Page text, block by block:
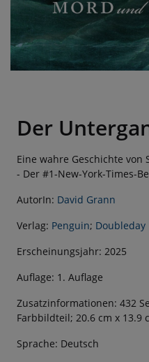
Der
Eine wahre Geschichte
- Der #1-New-York-Times-
AutorIn: David Grann
Verlag: Penguin; Doubleday
Erscheinungsjahr: 2025
Auflage: 1. Auflage
Zusatzinformationen: 432
Farbbildteil; 20.6 cm x 13.9
Sprache: Deutsch